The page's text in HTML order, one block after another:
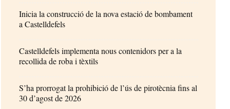
Inicia la construcció de la nova estació de bombament
a Castelldefels
Castelldefels implementa nous contenidors per a la
recollida de roba i tèxtils
S’ha prorrogat la prohibició de l’ús de pirotècnia fins al
30 d’agost de 2026